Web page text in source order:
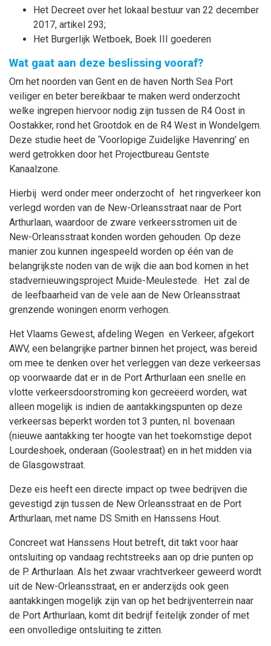
Het Decreet over het lokaal bestuur van 22 december
2017, artikel 293;
Het Burgerlijk Wetboek, Boek III goederen
Wat gaat aan deze beslissing vooraf?
Om het noorden van Gent en de haven North Sea Port
veiliger en beter bereikbaar te maken werd onderzocht
welke ingrepen hiervoor nodig zijn tussen de R4 Oost in
Oostakker, rond het Grootdok en de R4 West in Wondelgem.
Deze studie heet de ‘Voorlopige Zuidelijke Havenring’ en
werd getrokken door het Projectbureau Gentste
Kanaalzone.
Hierbij werd onder meer onderzocht of het ringverkeer kon
verlegd worden van de New-Orleansstraat naar de Port
Arthurlaan, waardoor de zware verkeersstromen uit de
New-Orleansstraat konden worden gehouden. Op deze
manier zou kunnen ingespeeld worden op één van de
belangrijkste noden van de wijk die aan bod komen in het
stadvernieuwingsproject Muide-Meulestede. Het zal de
de leefbaarheid van de vele aan de New Orleansstraat
grenzende woningen enorm verhogen.
Het Vlaams Gewest, afdeling Wegen en Verkeer, afgekort
AWV, een belangrijke partner binnen het project, was bereid
om mee te denken over het verleggen van deze verkeersas
op voorwaarde dat er in de Port Arthurlaan een snelle en
vlotte verkeersdoorstroming kon gecreëerd worden, wat
alleen mogelijk is indien de aantakkingspunten op deze
verkeersas beperkt worden tot 3 punten, nl. bovenaan
(nieuwe aantakking ter hoogte van het toekomstige depot
Lourdeshoek, onderaan (Goolestraat) en in het midden via
de Glasgowstraat.
Deze eis heeft een directe impact op twee bedrijven die
gevestigd zijn tussen de New Orleansstraat en de Port
Arthurlaan, met name DS Smith en Hanssens Hout.
Concreet wat Hanssens Hout betreft, dit takt voor haar
ontsluiting op vandaag rechtstreeks aan op drie punten op
de P. Arthurlaan. Als het zwaar vrachtverkeer geweerd wordt
uit de New-Orleansstraat, en er anderzijds ook geen
aantakkingen mogelijk zijn van op het bedrijventerrein naar
de Port Arthurlaan, komt dit bedrijf feitelijk zonder of met
een onvolledige ontsluiting te zitten.